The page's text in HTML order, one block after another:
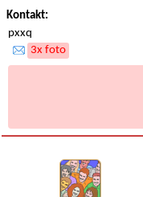
Kontakt:
pxxq
3x foto